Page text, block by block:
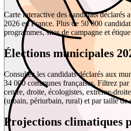
Carte interactive des candidats déclarés
2026 en France. Plus de 50 000
programmes, sites de campagne et
Élections municipales
Consultez les candidats déclarés aux
34 000 communes françaises. Filtrez
centre, droite, écologistes, extrême-
(urbain, périurbain, rural) et par taille de
Projections climatiques